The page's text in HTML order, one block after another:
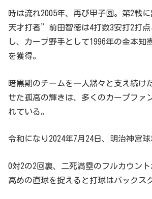
時は流れ2005年、再び甲子園。第2戦
天才打者”前田智徳は4打数3安打2打
し、カープ野手として1996年の金本知
を獲得。
暗黒期のチームを一人黙々と支え続け
せた孤高の輝きは、多くのカープファ
れている。
令和になり2024年7月24日、明治神宮球
0対2の2回裏、二死満塁のフルカウン
高めの直球を捉えると打球はバックス